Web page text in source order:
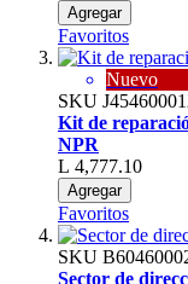
Agregar
Favoritos
Nuevo
SKU
Kit de
NPR
L 4,777.10
Agregar
Favoritos
SKU
Sector de